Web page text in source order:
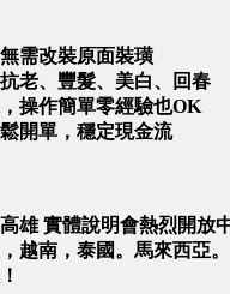
需改裝原面裝璜
老、豐髮、美白、回春
操作簡單零經驗也OK
開單，穩定現金流
雄 實體說明會熱烈開放
越南，泰國。馬來西亞